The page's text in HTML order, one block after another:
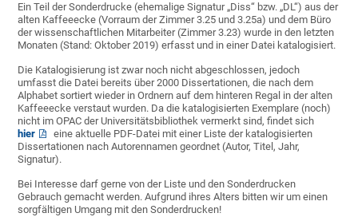
Ein Teil der Sonderdrucke (ehemalige Signatur „Diss“ bzw. „DL“) aus der
alten Kaffeeecke (Vorraum der Zimmer 3.25 und 3.25a) und dem Büro
der wissenschaftlichen Mitarbeiter (Zimmer 3.23) wurde in den letzten
Monaten (Stand: Oktober 2019) erfasst und in einer Datei katalogisiert.
Die Katalogisierung ist zwar noch nicht abgeschlossen, jedoch
umfasst die Datei bereits über 2000 Dissertationen, die nach dem
Alphabet sortiert wieder in Ordnern auf dem hinteren Regal in der alten
Kaffeeecke verstaut wurden. Da die katalogisierten Exemplare (noch)
nicht im OPAC der Universitätsbibliothek vermerkt sind, findet sich
hier
eine aktuelle PDF-Datei mit einer Liste der katalogisierten
Dissertationen nach Autorennamen geordnet (Autor, Titel, Jahr,
Signatur).
Bei Interesse darf gerne von der Liste und den Sonderdrucken
Gebrauch gemacht werden. Aufgrund ihres Alters bitten wir um einen
sorgfältigen Umgang mit den Sonderdrucken!